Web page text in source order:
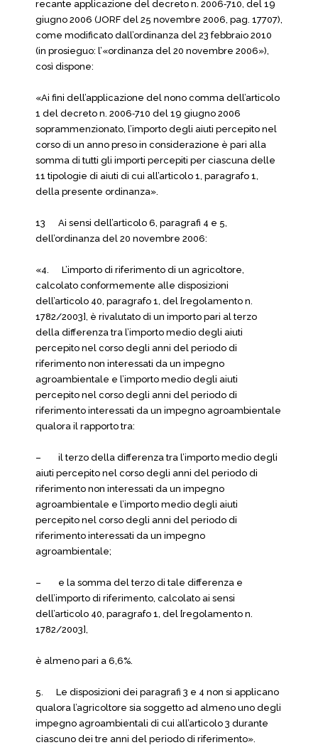
recante applicazione del decreto n. 2006‑710, del 19
giugno 2006 (JORF del 25 novembre 2006, pag. 17707),
come modificato dall’ordinanza del 23 febbraio 2010
(in prosieguo: l’«ordinanza del 20 novembre 2006»),
così dispone:
«Ai fini dell’applicazione del nono comma dell’articolo
1 del decreto n. 2006‑710 del 19 giugno 2006
soprammenzionato, l’importo degli aiuti percepito nel
corso di un anno preso in considerazione è pari alla
somma di tutti gli importi percepiti per ciascuna delle
11 tipologie di aiuti di cui all’articolo 1, paragrafo 1,
della presente ordinanza».
13 Ai sensi dell’articolo 6, paragrafi 4 e 5,
dell’ordinanza del 20 novembre 2006:
«4. L’importo di riferimento di un agricoltore,
calcolato conformemente alle disposizioni
dell’articolo 40, paragrafo 1, del [regolamento n.
1782/2003], è rivalutato di un importo pari al terzo
della differenza tra l’importo medio degli aiuti
percepito nel corso degli anni del periodo di
riferimento non interessati da un impegno
agroambientale e l’importo medio degli aiuti
percepito nel corso degli anni del periodo di
riferimento interessati da un impegno agroambientale
qualora il rapporto tra:
– il terzo della differenza tra l’importo medio degli
aiuti percepito nel corso degli anni del periodo di
riferimento non interessati da un impegno
agroambientale e l’importo medio degli aiuti
percepito nel corso degli anni del periodo di
riferimento interessati da un impegno
agroambientale;
– e la somma del terzo di tale differenza e
dell’importo di riferimento, calcolato ai sensi
dell’articolo 40, paragrafo 1, del [regolamento n.
1782/2003],
è almeno pari a 6,6%.
5. Le disposizioni dei paragrafi 3 e 4 non si applicano
qualora l’agricoltore sia soggetto ad almeno uno degli
impegno agroambientali di cui all’articolo 3 durante
ciascuno dei tre anni del periodo di riferimento».